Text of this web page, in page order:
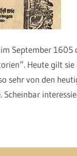
September
Heute gilt
sehr von den